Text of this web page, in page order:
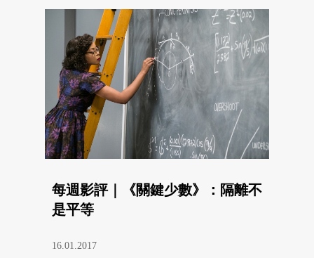
每週影評｜《關鍵少數》：隔離不
是平等
16.01.2017